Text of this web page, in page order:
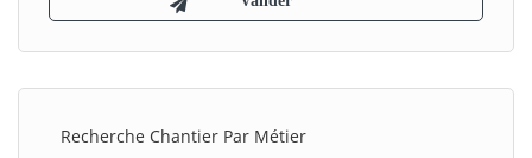
Recherche Chantier Par Métier